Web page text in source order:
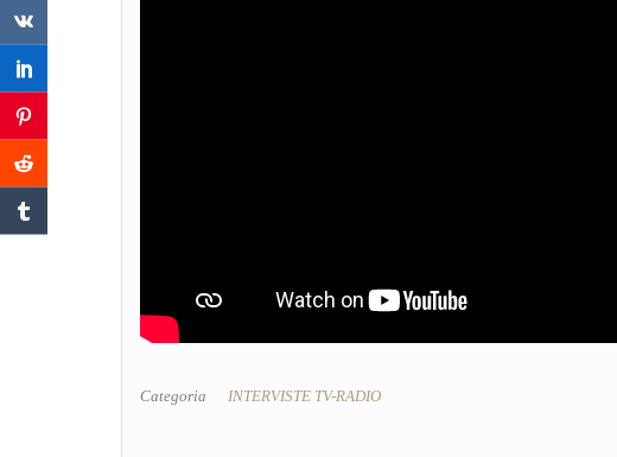
Categoria INTERVISTE TV-RADIO